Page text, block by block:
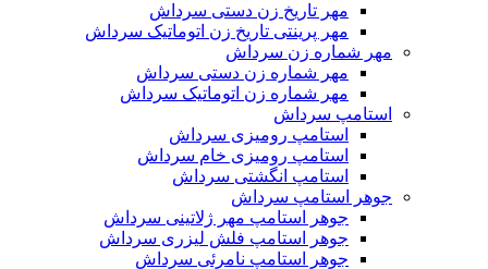
مهر تاریخ زن دستی سرداش
مهر پرینتی تاریخ زن اتوماتیک سرداش
مهر شماره زن سرداش
مهر شماره زن دستی سرداش
مهر شماره زن اتوماتیک سرداش
استامپ سرداش
استامپ رومیزی سرداش
استامپ رومیزی خام سرداش
استامپ انگشتی سرداش
جوهر استامپ سرداش
جوهر استامپ مهر ژلاتینی سرداش
جوهر استامپ فلش لیزری سرداش
جوهر استامپ نامرئی سرداش